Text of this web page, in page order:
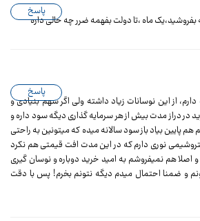
بفروشید،یک ماه ،تا دولت بفهمه ضرر چه حالی داره
پاسخ
از این نوسانات زیاد داشته ولی اگر سهم بنیادی و
در دراز مدت بیش از هر سرمایه گذاری دیگه سود داره و
پایین بیاد باز سود سالانه میده که میتونین به راحتی
نوری دارم که در این مدت افت قیمتی هم نکرد
هم نمیفروشم به امید خرید دوباره و نوسان گیری
و ضمنا احتمال میدم دیگه نتونم بخرم! پس با دقت
پاسخ